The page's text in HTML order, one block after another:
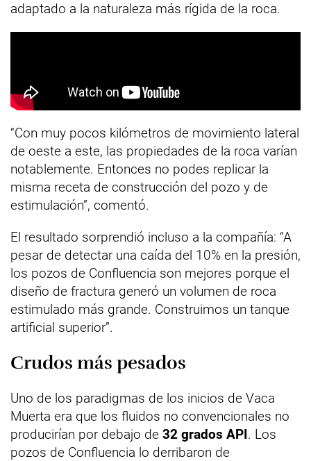
adaptado a la naturaleza más rígida de la roca.
“Con muy pocos kilómetros de movimiento lateral
de oeste a este, las propiedades de la roca varían
notablemente. Entonces no podes replicar la
misma receta de construcción del pozo y de
estimulación”, comentó.
El resultado sorprendió incluso a la compañía: “A
pesar de detectar una caída del 10% en la presión,
los pozos de Confluencia son mejores porque el
diseño de fractura generó un volumen de roca
estimulado más grande. Construimos un tanque
artificial superior”.
Crudos más pesados
Uno de los paradigmas de los inicios de Vaca
Muerta era que los fluidos no convencionales no
producirían por debajo de 32 grados API. Los
pozos de Confluencia lo derribaron de